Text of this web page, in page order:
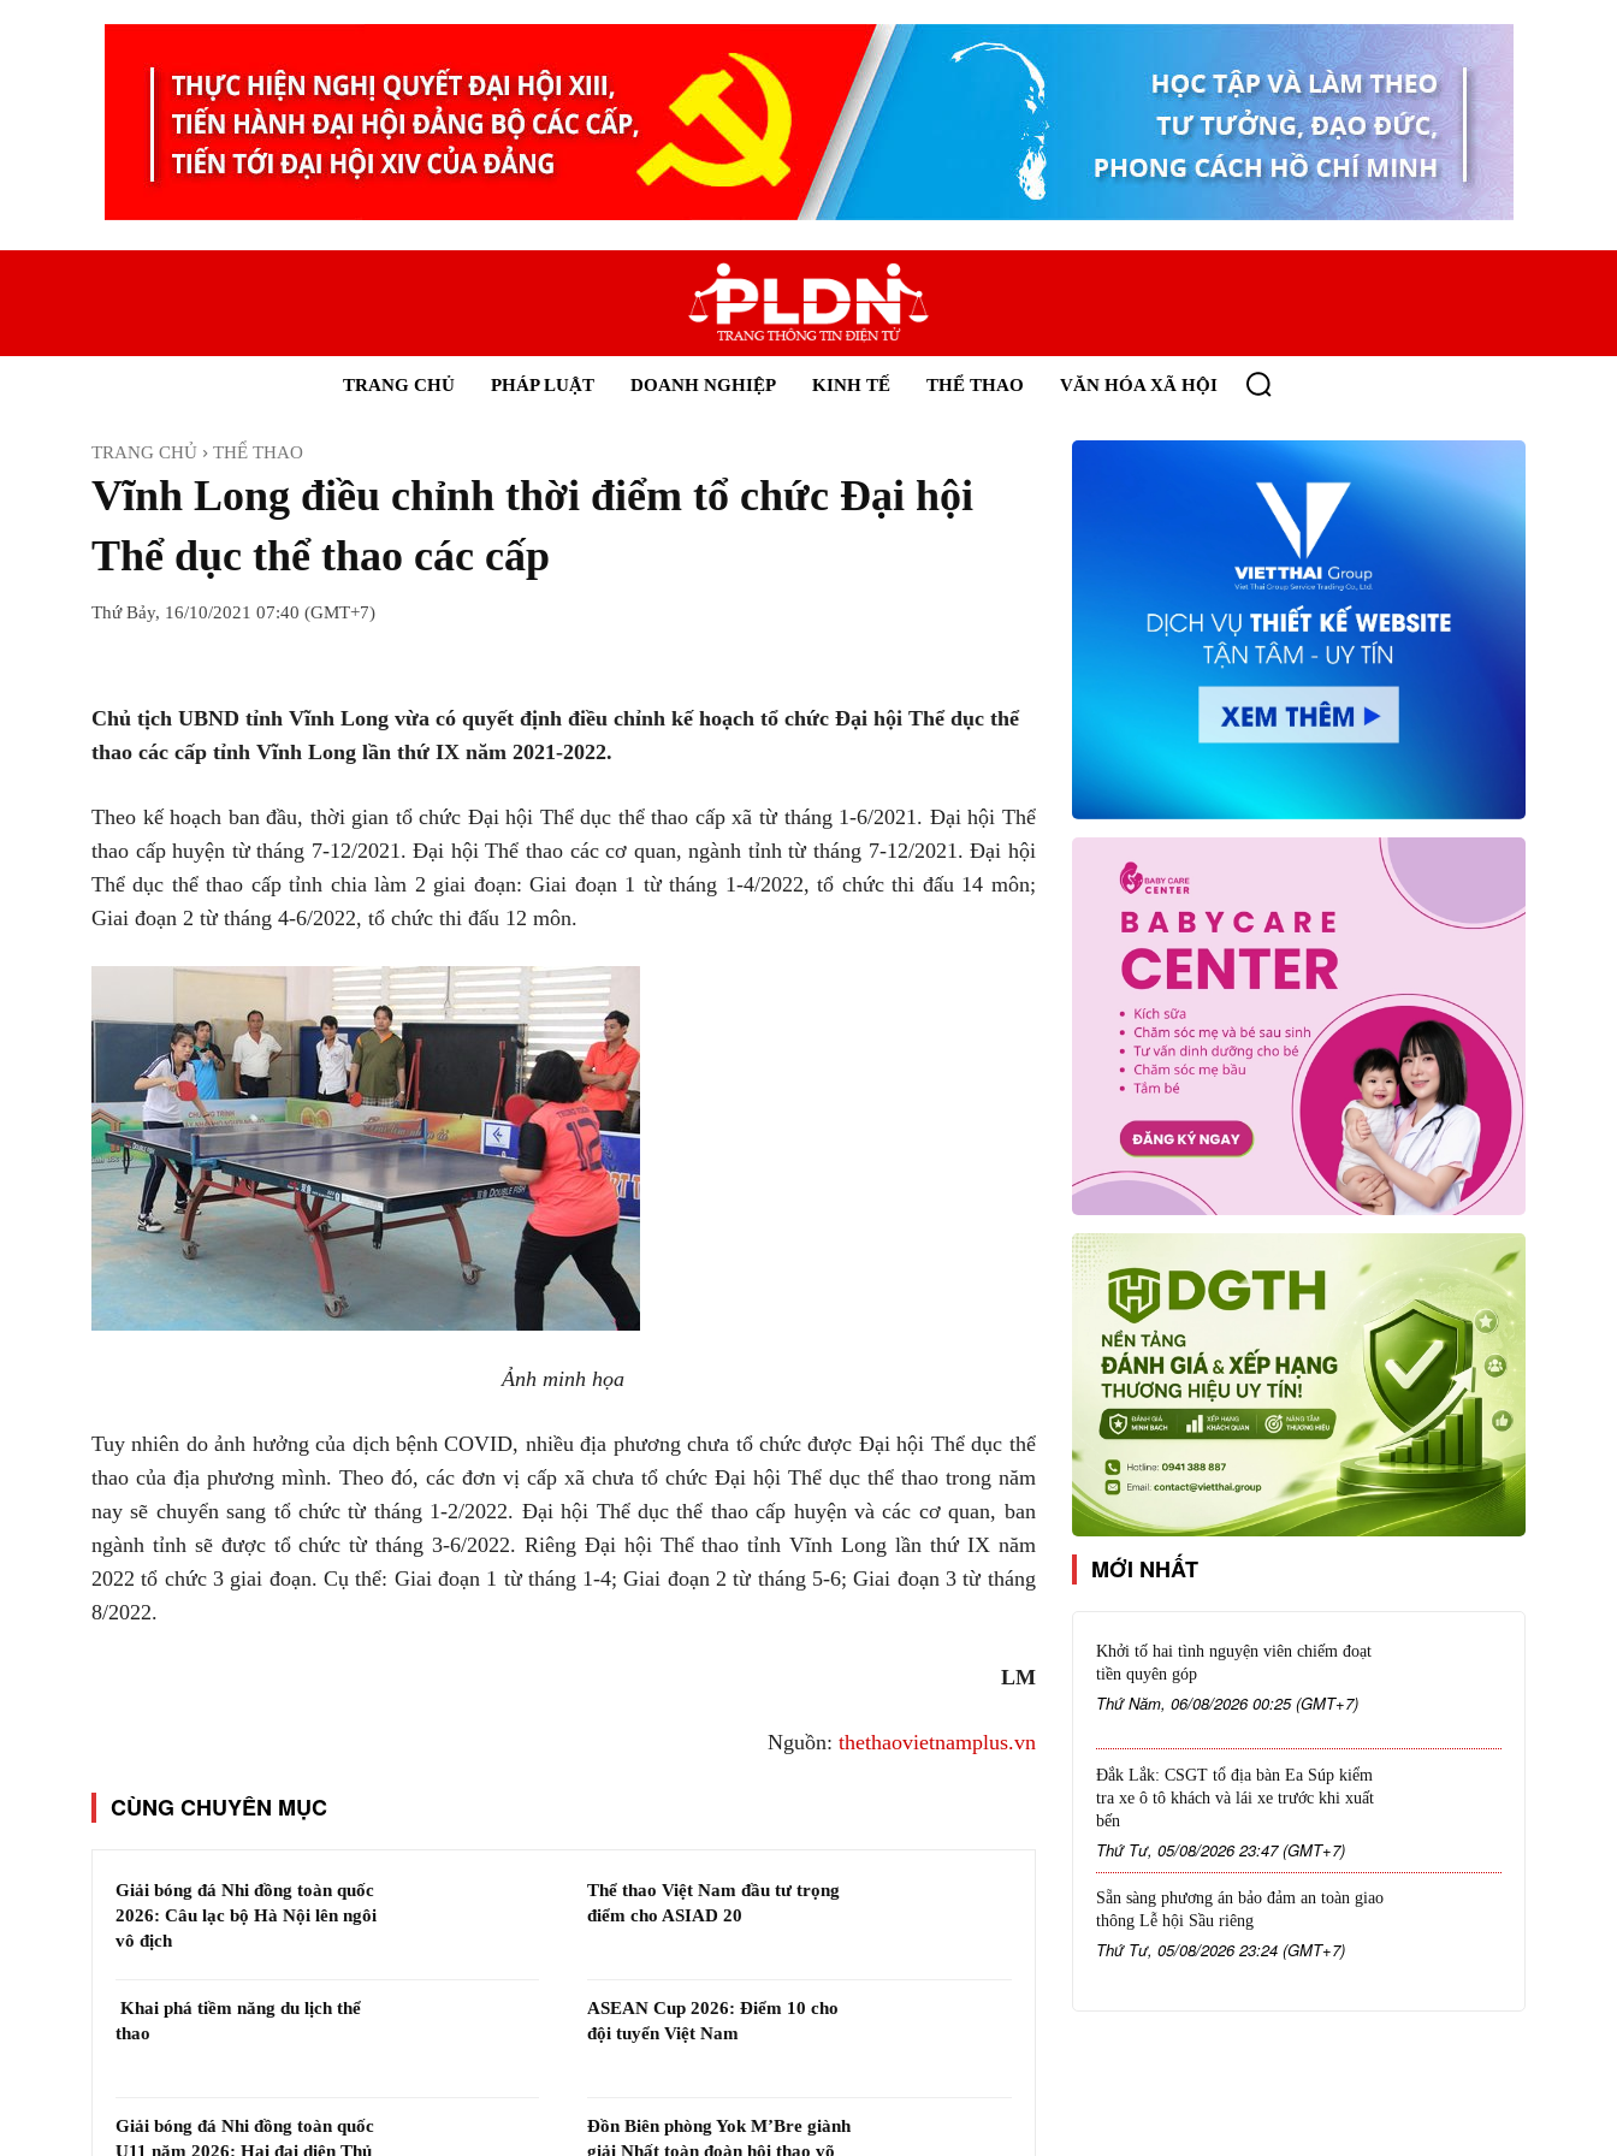
TRANG CHỦ PHÁP LUẬT DOANH NGHIỆP KINH TẾ THỂ THAO VĂN HÓA XÃ HỘI
TRANG CHỦ THỂ THAO
Vĩnh Long điều chỉnh thời điểm tổ chức Đại hội
Thể dục thể thao các cấp
Thứ Bảy, 16/10/2021 07:40 (GMT+7)
Chủ tịch UBND tỉnh Vĩnh Long vừa có quyết định điều chỉnh kế hoạch tổ chức Đại hội Thể dục thể
thao các cấp tỉnh Vĩnh Long lần thứ IX năm 2021-2022.
Theo kế hoạch ban đầu, thời gian tổ chức Đại hội Thể dục thể thao cấp xã từ tháng 1-6/2021. Đại hội Thể
thao cấp huyện từ tháng 7-12/2021. Đại hội Thể thao các cơ quan, ngành tỉnh từ tháng 7-12/2021. Đại hội
Thể dục thể thao cấp tỉnh chia làm 2 giai đoạn: Giai đoạn 1 từ tháng 1-4/2022, tổ chức thi đấu 14 môn;
Giai đoạn 2 từ tháng 4-6/2022, tổ chức thi đấu 12 môn.
Ảnh minh họa
Tuy nhiên do ảnh hưởng của dịch bệnh COVID, nhiều địa phương chưa tổ chức được Đại hội Thể dục thể
thao của địa phương mình. Theo đó, các đơn vị cấp xã chưa tổ chức Đại hội Thể dục thể thao trong năm
nay sẽ chuyển sang tổ chức từ tháng 1-2/2022. Đại hội Thể dục thể thao cấp huyện và các cơ quan, ban
ngành tỉnh sẽ được tổ chức từ tháng 3-6/2022. Riêng Đại hội Thể thao tỉnh Vĩnh Long lần thứ IX năm
2022 tổ chức 3 giai đoạn. Cụ thể: Giai đoạn 1 từ tháng 1-4; Giai đoạn 2 từ tháng 5-6; Giai đoạn 3 từ tháng
8/2022.
LM
Nguồn: thethaovietnamplus.vn
CÙNG CHUYÊN MỤC
Giải bóng đá Nhi đồng toàn quốc
2026: Câu lạc bộ Hà Nội lên ngôi
vô địch
Thể thao Việt Nam đầu tư trọng
điểm cho ASIAD 20
Khai phá tiềm năng du lịch thể
thao
ASEAN Cup 2026: Điểm 10 cho
đội tuyển Việt Nam
Giải bóng đá Nhi đồng toàn quốc
U11 năm 2026: Hai đại diện Thủ
Đồn Biên phòng Yok M’Bre giành
giải Nhất toàn đoàn hội thao võ
MỚI NHẤT
Khởi tố hai tình nguyện viên chiếm đoạt
tiền quyên góp
Thứ Năm, 06/08/2026 00:25 (GMT+7)
Đắk Lắk: CSGT tổ địa bàn Ea Súp kiểm
tra xe ô tô khách và lái xe trước khi xuất
bến
Thứ Tư, 05/08/2026 23:47 (GMT+7)
Sẵn sàng phương án bảo đảm an toàn giao
thông Lễ hội Sầu riêng
Thứ Tư, 05/08/2026 23:24 (GMT+7)